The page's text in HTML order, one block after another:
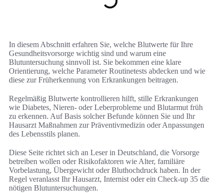
In diesem Abschnitt erfahren Sie, welche Blutwerte für Ihre
Gesundheitsvorsorge wichtig sind und warum eine
Blutuntersuchung sinnvoll ist. Sie bekommen eine klare
Orientierung, welche Parameter Routinetests abdecken und wie
diese zur Früherkennung von Erkrankungen beitragen.
Regelmäßig Blutwerte kontrollieren hilft, stille Erkrankungen
wie Diabetes, Nieren- oder Leberprobleme und Blutarmut früh
zu erkennen. Auf Basis solcher Befunde können Sie und Ihr
Hausarzt Maßnahmen zur Präventivmedizin oder Anpassungen
des Lebensstils planen.
Diese Seite richtet sich an Leser in Deutschland, die Vorsorge
betreiben wollen oder Risikofaktoren wie Alter, familiäre
Vorbelastung, Übergewicht oder Bluthochdruck haben. In der
Regel veranlasst Ihr Hausarzt, Internist oder ein Check-up 35 die
nötigen Blutuntersuchungen.